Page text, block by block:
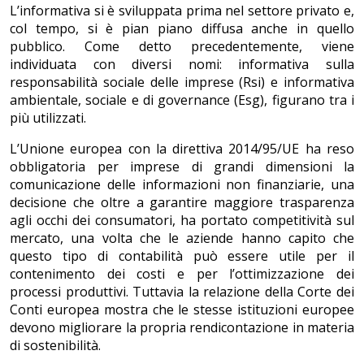
L’informativa si è sviluppata prima nel settore privato e,
col tempo, si è pian piano diffusa anche in quello
pubblico. Come detto precedentemente, viene
individuata con diversi nomi: informativa sulla
responsabilità sociale delle imprese (Rsi) e informativa
ambientale, sociale e di governance (Esg), figurano tra i
più utilizzati.
L’Unione europea con la direttiva 2014/95/UE ha reso
obbligatoria per imprese di grandi dimensioni la
comunicazione delle informazioni non finanziarie, una
decisione che oltre a garantire maggiore trasparenza
agli occhi dei consumatori, ha portato competitività sul
mercato, una volta che le aziende hanno capito che
questo tipo di contabilità può essere utile per il
contenimento dei costi e per l’ottimizzazione dei
processi produttivi. Tuttavia la relazione della Corte dei
Conti europea mostra che le stesse istituzioni europee
devono migliorare la propria rendicontazione in materia
di sostenibilità.